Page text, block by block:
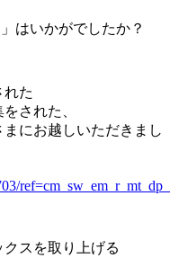
はいかがでしたか？
れた
された、
にお越しいただきまし
スを取り上げる